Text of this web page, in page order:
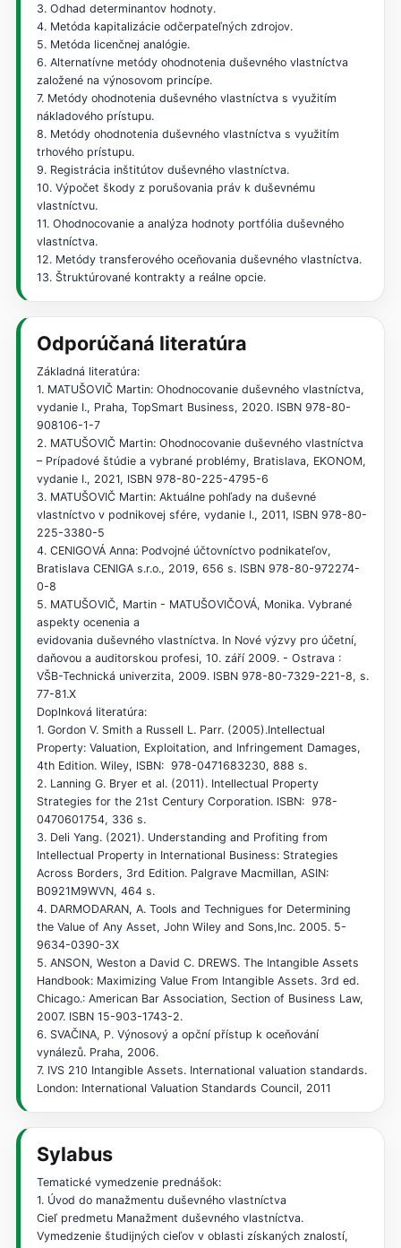
3. Odhad determinantov hodnoty.
4. Metóda kapitalizácie odčerpateľných zdrojov.
5. Metóda licenčnej analógie.
6. Alternatívne metódy ohodnotenia duševného vlastníctva
založené na výnosovom princípe.
7. Metódy ohodnotenia duševného vlastníctva s využitím
nákladového prístupu.
8. Metódy ohodnotenia duševného vlastníctva s využitím
trhového prístupu.
9. Registrácia inštitútov duševného vlastníctva.
10. Výpočet škody z porušovania práv k duševnému
vlastníctvu.
11. Ohodnocovanie a analýza hodnoty portfólia duševného
vlastníctva.
12. Metódy transferového oceňovania duševného vlastníctva.
13. Štruktúrované kontrakty a reálne opcie.
Odporúčaná literatúra
Základná literatúra:
1. MATUŠOVIČ Martin: Ohodnocovanie duševného vlastníctva,
vydanie I., Praha, TopSmart Business, 2020. ISBN 978-80-
908106-1-7
2. MATUŠOVIČ Martin: Ohodnocovanie duševného vlastníctva
– Prípadové štúdie a vybrané problémy, Bratislava, EKONOM,
vydanie I., 2021, ISBN 978-80-225-4795-6
3. MATUŠOVIČ Martin: Aktuálne pohľady na duševné
vlastníctvo v podnikovej sfére, vydanie I., 2011, ISBN 978-80-
225-3380-5
4. CENIGOVÁ Anna: Podvojné účtovníctvo podnikateľov,
Bratislava CENIGA s.r.o., 2019, 656 s. ISBN 978-80-972274-
0-8
5. MATUŠOVIČ, Martin - MATUŠOVIČOVÁ, Monika. Vybrané
aspekty ocenenia a
evidovania duševného vlastníctva. In Nové výzvy pro účetní,
daňovou a auditorskou profesi, 10. září 2009. - Ostrava :
VŠB-Technická univerzita, 2009. ISBN 978-80-7329-221-8, s.
77-81.X
Doplnková literatúra:
1. Gordon V. Smith a Russell L. Parr. (2005).Intellectual
Property: Valuation, Exploitation, and Infringement Damages,
4th Edition. Wiley, ISBN: ‎ 978-0471683230, 888 s.
2. Lanning G. Bryer et al. (2011). Intellectual Property
Strategies for the 21st Century Corporation. ISBN: ‎ 978-
0470601754, 336 s.
3. Deli Yang. (2021). Understanding and Profiting from
Intellectual Property in International Business: Strategies
Across Borders, 3rd Edition. Palgrave Macmillan, ASIN:
‎B0921M9WVN, 464 s.
4. DARMODARAN, A. Tools and Technigues for Determining
the Value of Any Asset, John Wiley and Sons,Inc. 2005. 5-
9634-0390-3X
5. ANSON, Weston a David C. DREWS. The Intangible Assets
Handbook: Maximizing Value From Intangible Assets. 3rd ed.
Chicago.: American Bar Association, Section of Business Law,
2007. ISBN 15-903-1743-2.
6. SVAČINA, P. Výnosový a opční přístup k oceňování
vynálezů. Praha, 2006.
7. IVS 210 Intangible Assets. International valuation standards.
London: International Valuation Standards Council, 2011
Sylabus
Tematické vymedzenie prednášok:
1. Úvod do manažmentu duševného vlastníctva
Cieľ predmetu Manažment duševného vlastníctva.
Vymedzenie študijných cieľov v oblasti získaných znalostí,